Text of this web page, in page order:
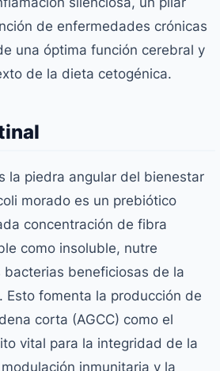
de enfermedades crónicas
una óptima función cerebral y
de la dieta cetogénica.
la piedra angular del bienestar
morado es un prebiótico
concentración de fibra
como insoluble, nutre
beneficiosas de la
Esto fomenta la producción de
corta (AGCC) como el
vital para la integridad de la
inmunitaria y la